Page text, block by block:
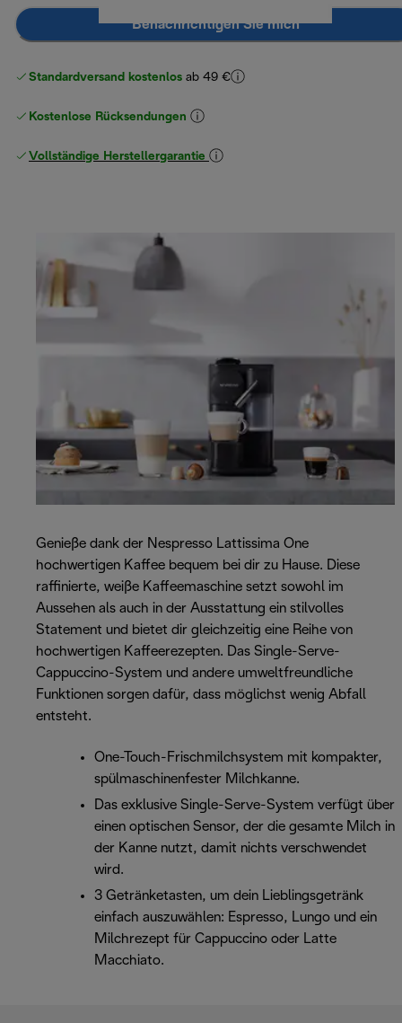
Benachrichtigen Sie mich
Standardversand kostenlos ab 49 €
Kostenlose Rücksendungen
Vollständige Herstellergarantie
Genieße dank der Nespresso Lattissima One
hochwertigen Kaffee bequem bei dir zu Hause. Diese
raffinierte, weiße Kaffeemaschine setzt sowohl im
Aussehen als auch in der Ausstattung ein stilvolles
Statement und bietet dir gleichzeitig eine Reihe von
hochwertigen Kaffeerezepten. Das Single-Serve-
Cappuccino-System und andere umweltfreundliche
Funktionen sorgen dafür, dass möglichst wenig Abfall
entsteht.
One-Touch-Frischmilchsystem mit kompakter,
spülmaschinenfester Milchkanne.
Das exklusive Single-Serve-System verfügt über
einen optischen Sensor, der die gesamte Milch in
der Kanne nutzt, damit nichts verschwendet
wird.
3 Getränketasten, um dein Lieblingsgetränk
einfach auszuwählen: Espresso, Lungo und ein
Milchrezept für Cappuccino oder Latte
Macchiato.